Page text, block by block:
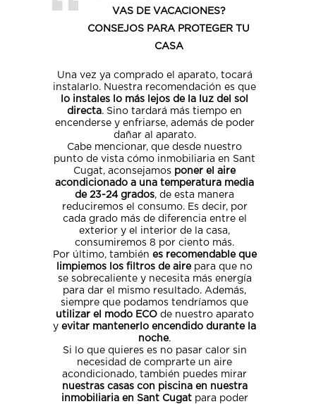
VAS DE VACACIONES?
CONSEJOS PARA PROTEGER TU
CASA
Una vez ya comprado el aparato, tocará
instalarlo. Nuestra recomendación es que
lo instales lo más lejos de la luz del sol
directa. Sino tardará más tiempo en
encenderse y enfriarse, además de poder
dañar al aparato.
Cabe mencionar, que desde nuestro
punto de vista cómo inmobiliaria en Sant
Cugat, aconsejamos poner el aire
acondicionado a una temperatura media
de 23-24 grados, de esta manera
reduciremos el consumo. Es decir, por
cada grado más de diferencia entre el
exterior y el interior de la casa,
consumiremos 8 por ciento más.
Por último, también es recomendable que
limpiemos los filtros de airepara que no
se sobrecaliente y necesita más energía
para dar el mismo resultado. Además,
siempre que podamos tendríamos que
utilizar el modo ECOde nuestro aparato
y evitar mantenerlo encendido durante la
noche.
Si lo que quieres es no pasar calor sin
necesidad de comprarte un aire
acondicionado, también puedes mirar
nuestras casas con piscina en nuestra
inmobiliaria en Sant Cugatpara poder